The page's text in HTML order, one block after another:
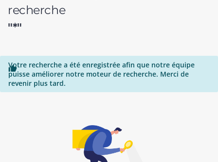
recherche
"*"

Votre recherche a été enregistrée afin que notre équipe
puisse améliorer notre moteur de recherche. Merci de
revenir plus tard.